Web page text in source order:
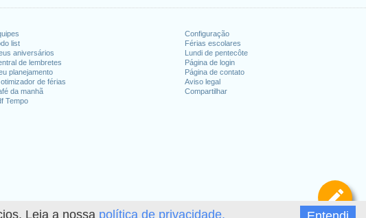
Leia a nossa política de privacidade.
list
aniversários
de lembretes
planejamento
de férias
da manhã
Tempo
Configuração
Férias escolares
Lundi de pentecôte
Página de login
Página de contato
Aviso legal
Compartilhar